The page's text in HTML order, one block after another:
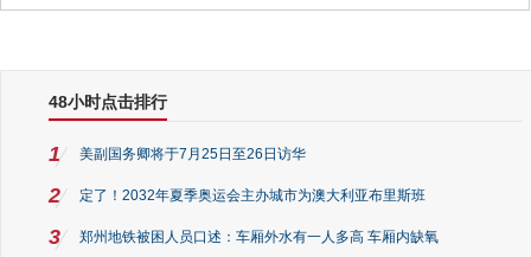
48小时点击排行
1 美副国务卿将于7月25日至26日访华
2 定了！2032年夏季奥运会主办城市为澳大利亚布里斯班
3 郑州地铁被困人员口述：车厢外水有一人多高 车厢内缺氧